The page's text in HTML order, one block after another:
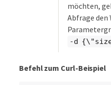
möchten,
Abfrage den
-d
Befehl zum Curl-Beispiel